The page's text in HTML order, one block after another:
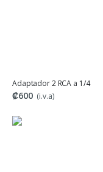
Adaptador 2 RCA a 1/4
₡600 (i.v.a)